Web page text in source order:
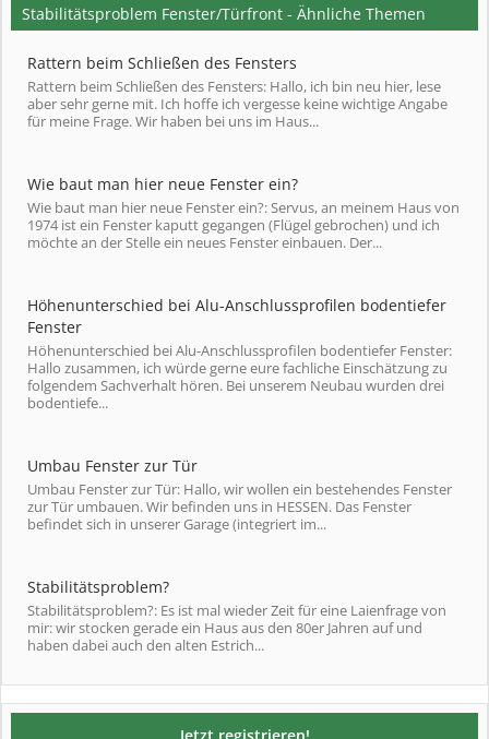
Stabilitätsproblem Fenster/Türfront - Ähnliche Themen
Rattern beim Schließen des Fensters
Rattern beim Schließen des Fensters: Hallo, ich bin neu hier, lese
aber sehr gerne mit. Ich hoffe ich vergesse keine wichtige Angabe
für meine Frage. Wir haben bei uns im Haus...
Wie baut man hier neue Fenster ein?
Wie baut man hier neue Fenster ein?: Servus, an meinem Haus von
1974 ist ein Fenster kaputt gegangen (Flügel gebrochen) und ich
möchte an der Stelle ein neues Fenster einbauen. Der...
Höhenunterschied bei Alu-Anschlussprofilen bodentiefer
Fenster
Höhenunterschied bei Alu-Anschlussprofilen bodentiefer Fenster:
Hallo zusammen, ich würde gerne eure fachliche Einschätzung zu
folgendem Sachverhalt hören. Bei unserem Neubau wurden drei
bodentiefe...
Umbau Fenster zur Tür
Umbau Fenster zur Tür: Hallo, wir wollen ein bestehendes Fenster
zur Tür umbauen. Wir befinden uns in HESSEN. Das Fenster
befindet sich in unserer Garage (integriert im...
Stabilitätsproblem?
Stabilitätsproblem?: Es ist mal wieder Zeit für eine Laienfrage von
mir: wir stocken gerade ein Haus aus den 80er Jahren auf und
haben dabei auch den alten Estrich...